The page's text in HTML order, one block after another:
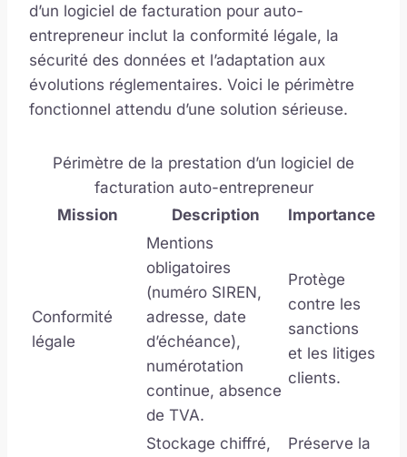
d’un logiciel de facturation pour auto-
entrepreneur inclut la conformité légale, la
sécurité des données et l’adaptation aux
évolutions réglementaires. Voici le périmètre
fonctionnel attendu d’une solution sérieuse.
Périmètre de la prestation d’un logiciel de
facturation auto-entrepreneur
Mission
Description Importance
Conformité
légale
Mentions
obligatoires
(numéro SIREN,
adresse, date
d’échéance),
numérotation
continue, absence
de TVA.
Protège
contre les
sanctions
et les litiges
clients.
Stockage chiffré,
Préserve la